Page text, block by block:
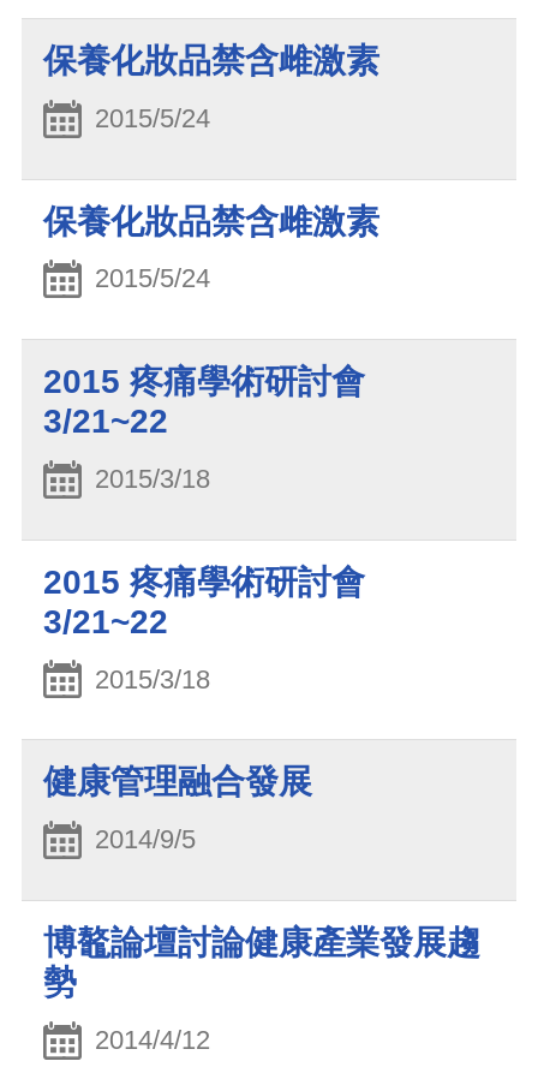
保養化妝品禁含雌激素
2015/5/24
保養化妝品禁含雌激素
2015/5/24
2015 疼痛學術研討會
3/21~22
2015/3/18
2015 疼痛學術研討會
3/21~22
2015/3/18
健康管理融合發展
2014/9/5
博鼇論壇討論健康產業發展趨
勢
2014/4/12